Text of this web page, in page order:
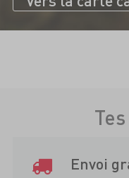
Envoi